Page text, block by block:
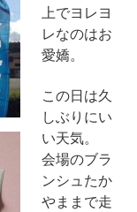
上でヨレヨ
レなのはお
愛嬌。
この日は久
しぶりにい
い天気。
会場のブラ
ンシュたか
やままで走